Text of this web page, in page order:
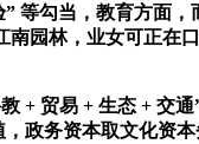
等勾当，教育方面
南园林，业女可正在
贸易 + 生态 + 交通”
政务资本取文化资本